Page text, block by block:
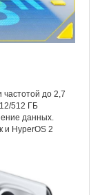
до 2,7
512 ГБ
данных.
и HyperOS 2